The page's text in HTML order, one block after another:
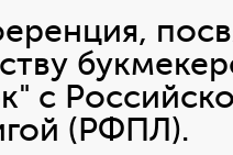
с
(РФПЛ).